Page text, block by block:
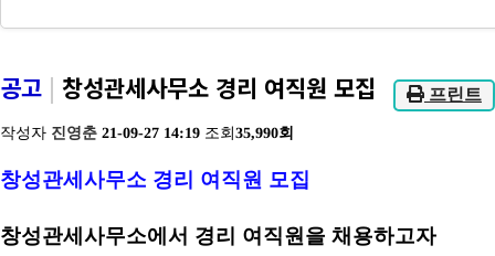
프린트
공고 | 창성관세사무소 경리 여직원 모집
작성자 진영춘 21-09-27 14:19조회35,990회
창성관세사무소 경리 여직원 모집
​창성관세사무소에서 경리 여직원을 채용하고자